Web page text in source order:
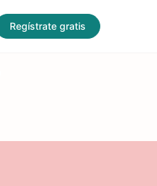
Regístrate gratis